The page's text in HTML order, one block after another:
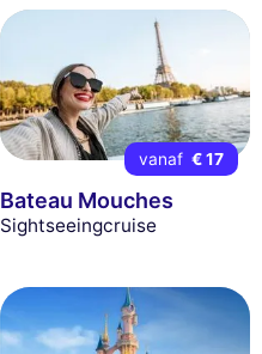
vanaf € 17
Bateau Mouches
Sightseeingcruise